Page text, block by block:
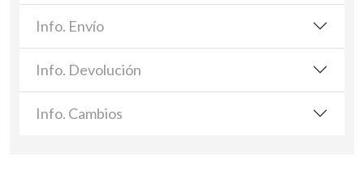
Info. Envío
Info. Devolución
Info. Cambios